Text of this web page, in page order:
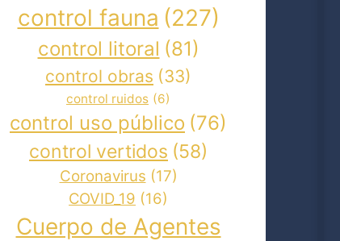
control fauna (227)
control litoral (81)
control obras (33)
control ruidos (6)
control uso público (76)
control vertidos (58)
Coronavirus (17)
COVID_19 (16)
Cuerpo de Agentes